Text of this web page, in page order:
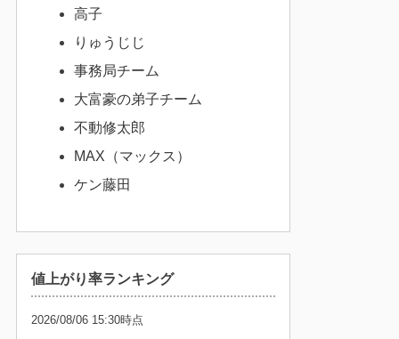
高子
りゅうじじ
事務局チーム
大富豪の弟子チーム
不動修太郎
MAX（マックス）
ケン藤田
値上がり率ランキング
2026/08/06 15:30時点